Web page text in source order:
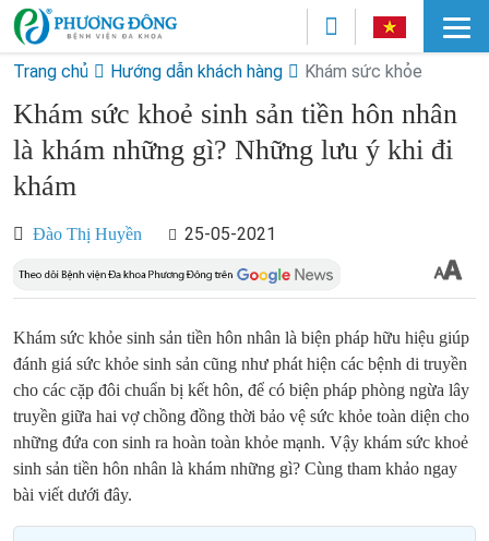
Trang chủ Hướng dẫn khách hàng Khám sức khỏe
Khám sức khoẻ sinh sản tiền hôn nhân
là khám những gì? Những lưu ý khi đi
khám
Đào Thị Huyền 25-05-2021
Khám sức khỏe sinh sản tiền hôn nhân là biện pháp hữu hiệu giúp
đánh giá sức khỏe sinh sản cũng như phát hiện các bệnh di truyền
cho các cặp đôi chuẩn bị kết hôn, để có biện pháp phòng ngừa lây
truyền giữa hai vợ chồng đồng thời bảo vệ sức khỏe toàn diện cho
những đứa con sinh ra hoàn toàn khỏe mạnh. Vậy khám sức khoẻ
sinh sản tiền hôn nhân là khám những gì? Cùng tham khảo ngay
bài viết dưới đây.